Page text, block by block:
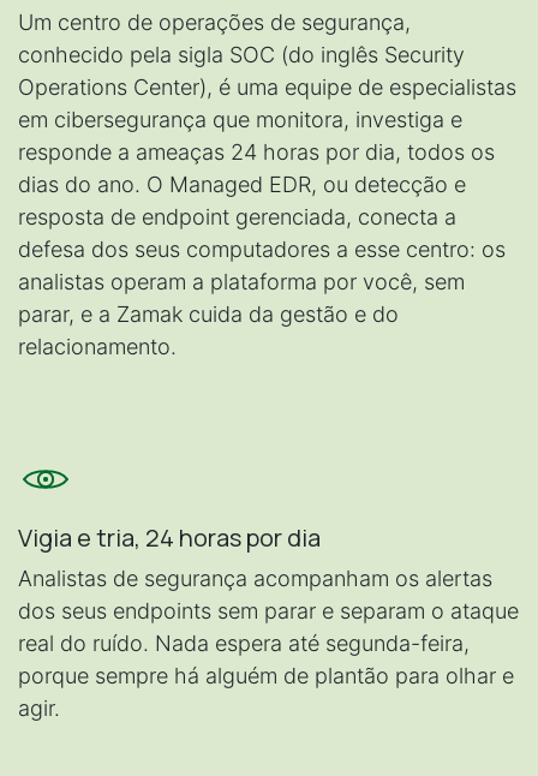
Um centro de operações de segurança,
conhecido pela sigla SOC (do inglês Security
Operations Center), é uma equipe de especialistas
em cibersegurança que monitora, investiga e
responde a ameaças 24 horas por dia, todos os
dias do ano. O Managed EDR, ou detecção e
resposta de endpoint gerenciada, conecta a
defesa dos seus computadores a esse centro: os
analistas operam a plataforma por você, sem
parar, e a Zamak cuida da gestão e do
relacionamento.
Vigia e tria, 24 horas por dia
Analistas de segurança acompanham os alertas
dos seus endpoints sem parar e separam o ataque
real do ruído. Nada espera até segunda-feira,
porque sempre há alguém de plantão para olhar e
agir.